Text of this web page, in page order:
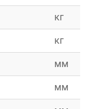
кг
кг
мм
мм